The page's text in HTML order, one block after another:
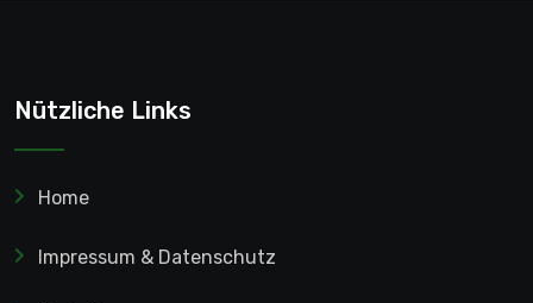
Nützliche Links
Home
Impressum & Datenschutz